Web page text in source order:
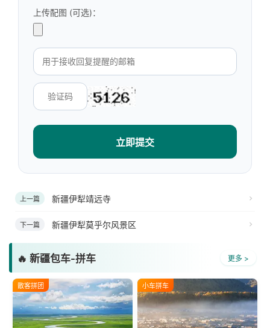
上传配图 (可选)：
立即提交
上一篇 新疆伊犁靖远寺
下一篇 新疆伊犁莫乎尔风景区
🔥 新疆包车-拼车 更多 >
散客拼团 小车拼车